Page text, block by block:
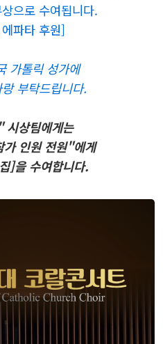
으로 수여됩니다.
파타 후원]
가톨릭 성가에
부탁드립니다.
시상팀에게는
가 인원 전원"에게
]을 수여합니다.